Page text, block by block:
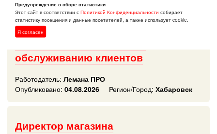
Опубликовано:04.08.2026
обслуживанию клиентов
Работодатель: Лемана ПРО
Опубликовано: 04.08.2026 Регион/Город: Хабаровск
Директор магазина
Предупреждение о сборе статистики
Этот сайт в соответствии сПолитикой Конфиденциальности собирает
статистику посещения и данные посетителей, а также использует cookie.
Я согласен